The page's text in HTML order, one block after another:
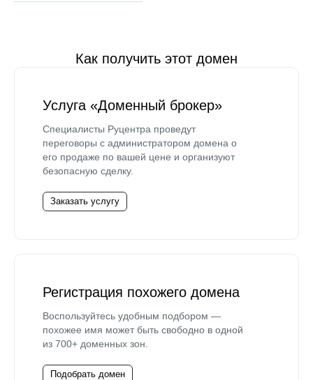
Как получить этот домен
Услуга «Доменный брокер»
Специалисты Руцентра проведут
переговоры с администратором домена о
его продаже по вашей цене и организуют
безопасную сделку.
Заказать услугу
Регистрация похожего домена
Воспользуйтесь удобным подбором —
похожее имя может быть свободно в одной
из 700+ доменных зон.
Подобрать домен